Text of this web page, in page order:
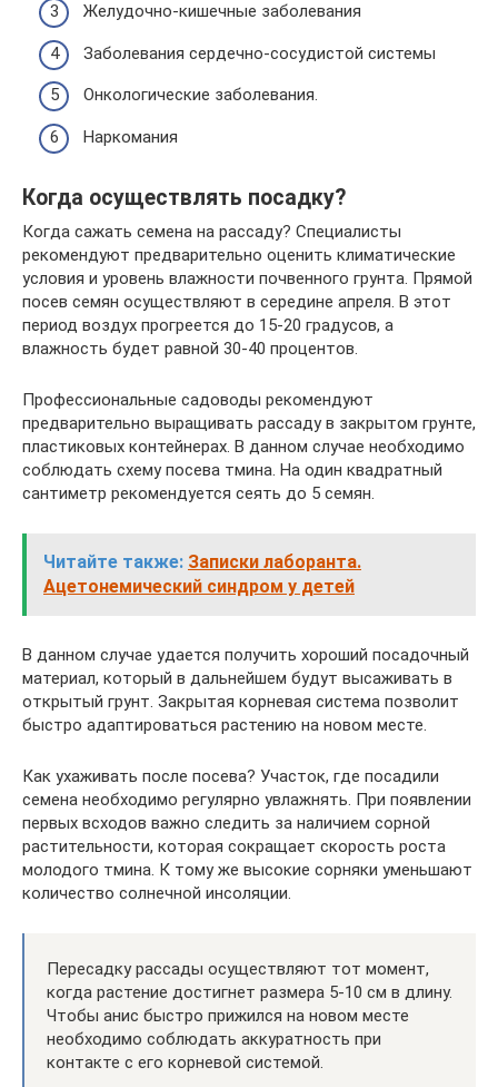
Желудочно-кишечные заболевания
Заболевания сердечно-сосудистой системы
Онкологические заболевания.
Наркомания
Когда осуществлять посадку?
Когда сажать семена на рассаду? Специалисты
рекомендуют предварительно оценить климатические
условия и уровень влажности почвенного грунта. Прямой
посев семян осуществляют в середине апреля. В этот
период воздух прогреется до 15-20 градусов, а
влажность будет равной 30-40 процентов.
Профессиональные садоводы рекомендуют
предварительно выращивать рассаду в закрытом грунте,
пластиковых контейнерах. В данном случае необходимо
соблюдать схему посева тмина. На один квадратный
сантиметр рекомендуется сеять до 5 семян.
Читайте также: Записки лаборанта.
Ацетонемический синдром у детей
В данном случае удается получить хороший посадочный
материал, который в дальнейшем будут высаживать в
открытый грунт. Закрытая корневая система позволит
быстро адаптироваться растению на новом месте.
Как ухаживать после посева? Участок, где посадили
семена необходимо регулярно увлажнять. При появлении
первых всходов важно следить за наличием сорной
растительности, которая сокращает скорость роста
молодого тмина. К тому же высокие сорняки уменьшают
количество солнечной инсоляции.
Пересадку рассады осуществляют тот момент,
когда растение достигнет размера 5-10 см в длину.
Чтобы анис быстро прижился на новом месте
необходимо соблюдать аккуратность при
контакте с его корневой системой.